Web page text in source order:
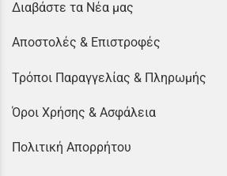
Διαβάστε τα Νέα μας
Αποστολές & Επιστροφές
Τρόποι Παραγγελίας & Πληρωμής
Όροι Χρήσης & Ασφάλεια
Πολιτική Απορρήτου